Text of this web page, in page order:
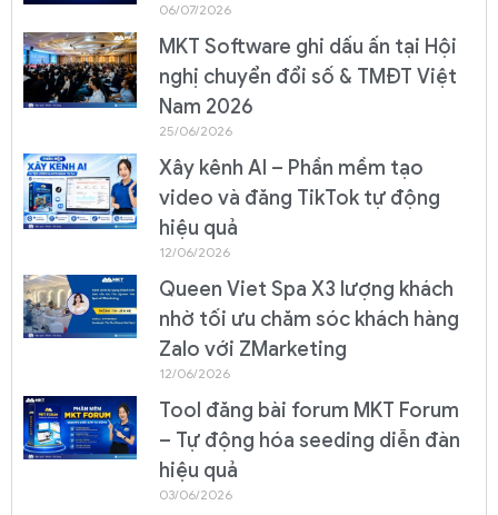
06/07/2026
MKT Software ghi dấu ấn tại Hội
nghị chuyển đổi số & TMĐT Việt
Nam 2026
25/06/2026
Xây kênh AI – Phần mềm tạo
video và đăng TikTok tự động
hiệu quả
12/06/2026
Queen Viet Spa X3 lượng khách
nhờ tối ưu chăm sóc khách hàng
Zalo với ZMarketing
12/06/2026
Tool đăng bài forum MKT Forum
– Tự động hóa seeding diễn đàn
hiệu quả
03/06/2026